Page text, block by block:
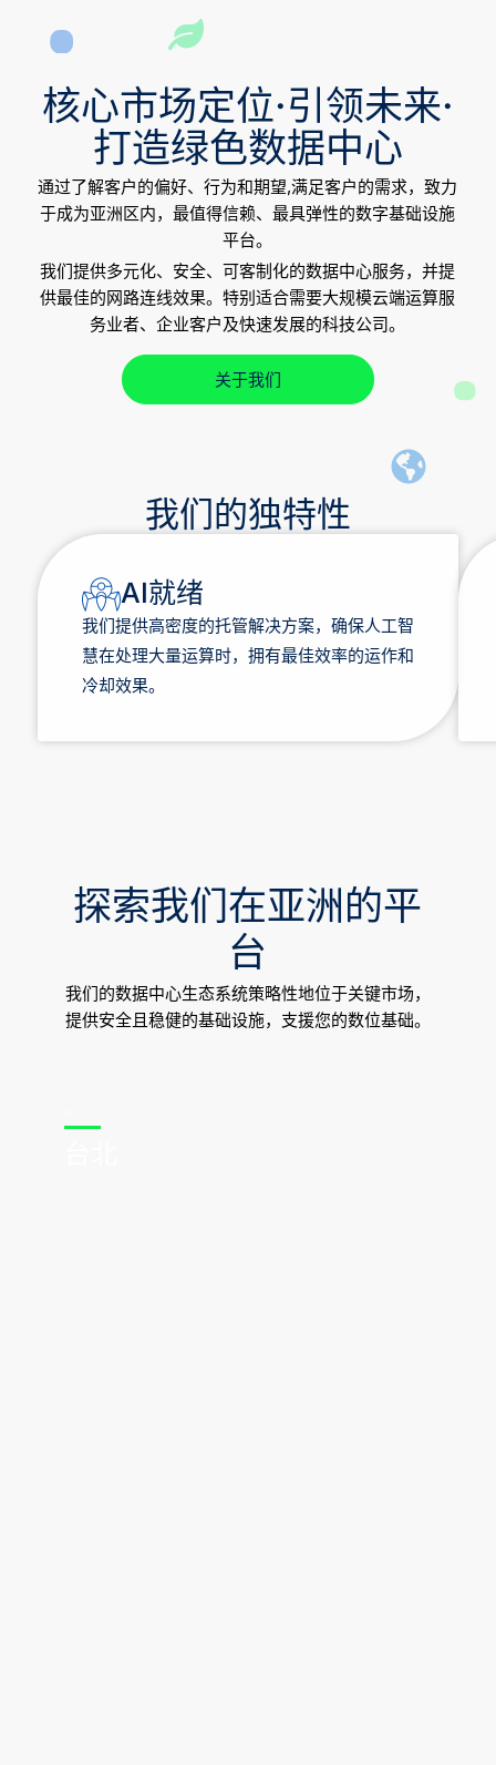
核心市场定位·引领未来·
打造绿色数据中心
通过了解客户的偏好、行为和期望,满足客户的需求，致力
于成为亚洲区内，最值得信赖、最具弹性的数字基础设施
平台。
我们提供多元化、安全、可客制化的数据中心服务，并提
供最佳的网路连线效果。特别适合需要大规模云端运算服
务业者、企业客户及快速发展的科技公司。
关于我们
我们的独特性
AI就绪
我们提供高密度的托管解决方案，确保人工智
慧在处理大量运算时，拥有最佳效率的运作和
冷却效果。
探索我们在亚洲的平
台
我们的数据中心生态系统策略性地位于关键市场，
提供安全且稳健的基础设施，支援您的数位基础。